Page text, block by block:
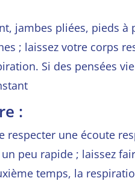
jambes pliées, pieds
; laissezvotre corps
Si des pensées
:
une écoute
peu rapide ; laissez
temps, la